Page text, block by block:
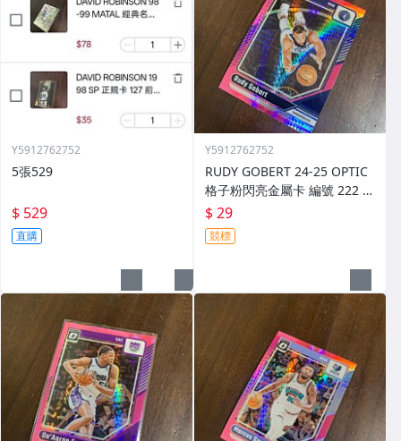
Y5912762752
5張529
$ 529
直購
Y5912762752
RUDY GOBERT 24-25 OPTIC
格子粉閃亮金屬卡 編號 222 前
後圖
$ 29
競標